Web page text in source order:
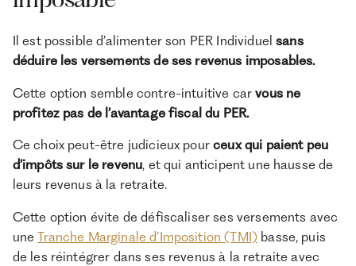
Il est possible d’alimenter son PER Individuelsans
déduire les versements de ses revenus imposables.
Cette option semble contre-intuitive carvous ne
profitez pas de l’avantage fiscal du PER.
Ce choix peut-être judicieux pourceux qui paient peu
d’impôts sur le revenu, et qui anticipent une hausse de
leurs revenus à la retraite.
Cette option évite de défiscaliser ses versements avec
uneTranche Marginale d’Imposition (TMI) basse, puis
de les réintégrer dans ses revenus à la retraite avec